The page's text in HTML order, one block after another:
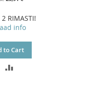
2 RIMASTI!
info
to Cart